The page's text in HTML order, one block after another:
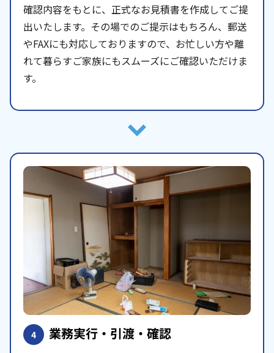
確認内容をもとに、正式なお見積書を作成してご提
出いたします。その場でのご提示はもちろん、郵送
やFAXにも対応しておりますので、お忙しい方や離
れて暮らすご家族にもスムーズにご確認いただけま
す。
4 業務実行・引渡・確認